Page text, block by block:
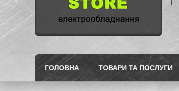
ГОЛОВНА ТОВАРИ ТА ПОСЛУГИ